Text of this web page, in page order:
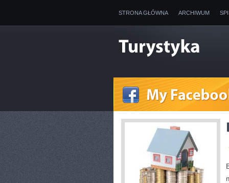
STRONA GŁÓWNA ARCHIWUM